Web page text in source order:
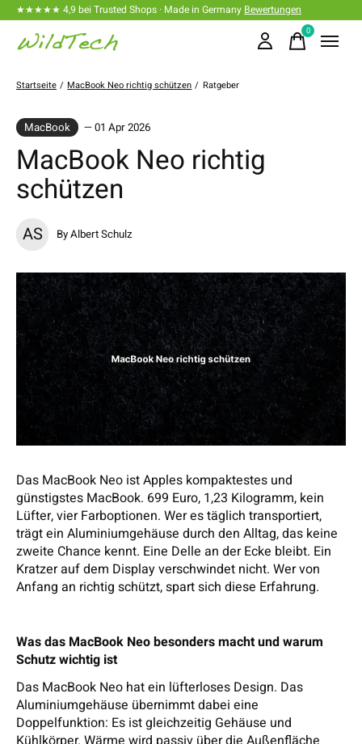
★★★★★ 4,9 bei Trusted Shops · Made in Germany Bewertungen
0items
Startseite / MacBook Neo richtig schützen / Ratgeber
MacBook — 01 Apr 2026
MacBook Neo richtig
schützen
AS By Albert Schulz
Das MacBook Neo ist Apples kompaktestes und
günstigstes MacBook. 699 Euro, 1,23 Kilogramm, kein
Lüfter, vier Farboptionen. Wer es täglich transportiert,
trägt ein Aluminiumgehäuse durch den Alltag, das keine
zweite Chance kennt. Eine Delle an der Ecke bleibt. Ein
Kratzer auf dem Display verschwindet nicht. Wer von
Anfang an richtig schützt, spart sich diese Erfahrung.
Was das MacBook Neo besonders macht und warum
Schutz wichtig ist
Das MacBook Neo hat ein lüfterloses Design. Das
Aluminiumgehäuse übernimmt dabei eine
Doppelfunktion: Es ist gleichzeitig Gehäuse und